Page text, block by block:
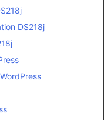
DS218j